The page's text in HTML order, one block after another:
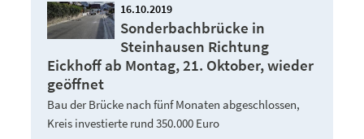
16.10.2019
Sonderbachbrücke in
Steinhausen Richtung
Eickhoff ab Montag, 21. Oktober, wieder
geöffnet
Bau der Brücke nach fünf Monaten abgeschlossen,
Kreis investierte rund 350.000 Euro